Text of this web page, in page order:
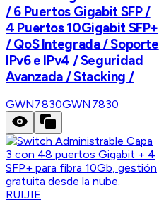
/ 6 Puertos Gigabit SFP /
4 Puertos 10Gigabit SFP+
/ QoS Integrada / Soporte
IPv6 e IPv4 / Seguridad
Avanzada / Stacking /
GWN7830GWN7830
RUIJIE